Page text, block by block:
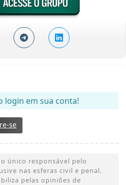
login em sua conta!
se
único responsável pelo
nas esferas civil e penal.
pelas opiniões de